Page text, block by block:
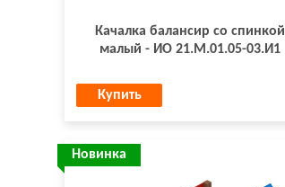
Качалка балансир со спинкой
малый - ИО 21.М.01.05-03.И1
Купить
Новинка